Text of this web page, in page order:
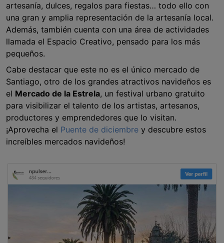
artesanía, dulces, regalos para fiestas… todo ello con
una gran y amplia representación de la artesanía local.
Además, también cuenta con una área de actividades
llamada el Espacio Creativo, pensado para los más
pequeños.
Cabe destacar que este no es el único mercado de
Santiago, otro de los grandes atractivos navideños es
el Mercado de la Estrela, un festival urbano gratuito
para visibilizar el talento de los artistas, artesanos,
productores y emprendedores que lo visitan.
¡Aprovecha el Puente de diciembre y descubre estos
increíbles mercados navideños!